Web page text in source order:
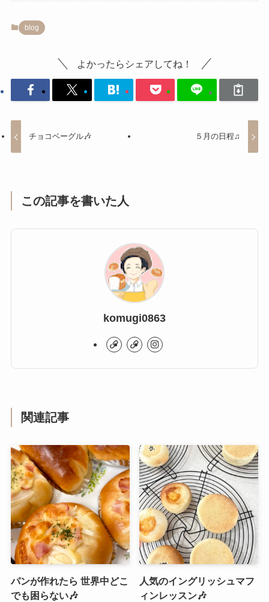
blog
よかったらシェアしてね！
チョコベーグル🎶 ５月の日程♫
この記事を書いた人
komugi0863
関連記事
パンが作れたら 世界中どこ
でも困らない🎶
人気のイングリッシュマフ
ィンレッスン🎶